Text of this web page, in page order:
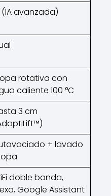
(IA avanzada)
rotativa con
caliente 100 °C
3 cm
+ lavado
doble banda,
Google Assistant